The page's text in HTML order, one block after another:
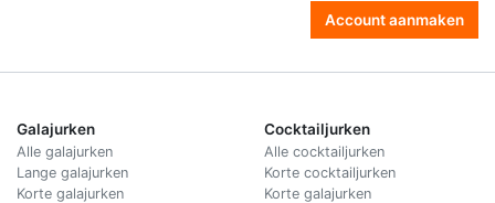
Account aanmaken
Galajurken
Alle galajurken
Lange galajurken
Korte galajurken
Cocktailjurken
Alle cocktailjurken
Korte cocktailjurken
Korte galajurken